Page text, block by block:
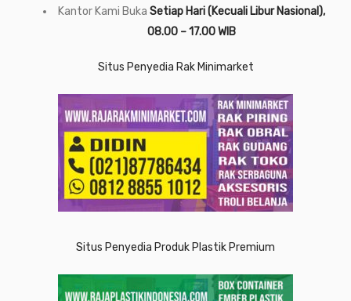
Kantor Kami Buka Setiap Hari (Kecuali Libur Nasional),
08.00 – 17.00 WIB
Situs Penyedia Rak Minimarket
Situs Penyedia Produk Plastik Premium